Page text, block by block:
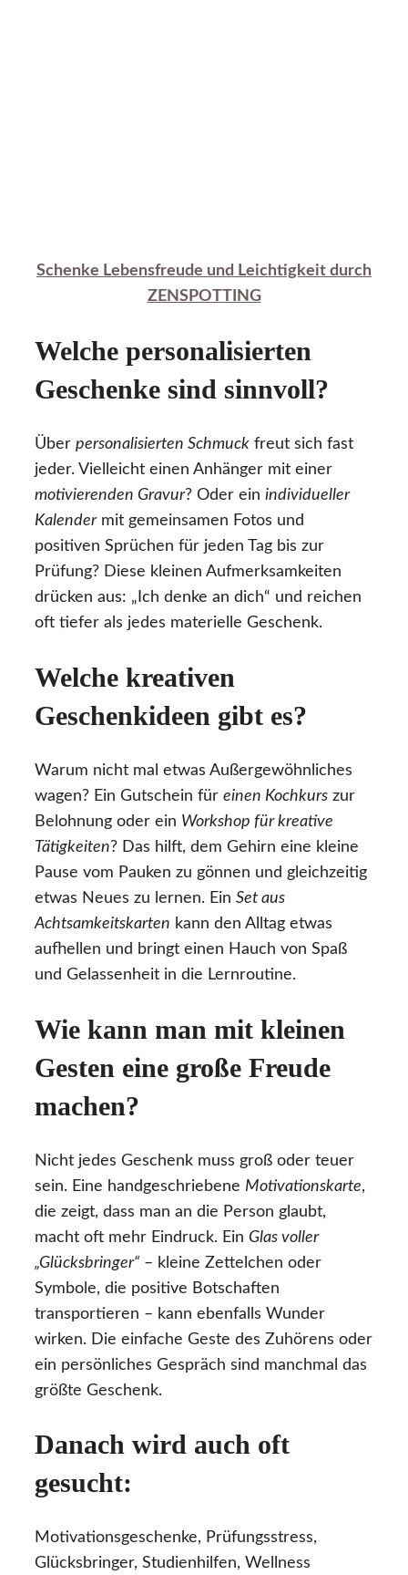
Schenke Lebensfreude und Leichtigkeit durch
ZENSPOTTING
Welche personalisierten
Geschenke sind sinnvoll?
Über personalisierten Schmuck freut sich fast
jeder. Vielleicht einen Anhänger mit einer
motivierenden Gravur? Oder ein individueller
Kalendermit gemeinsamen Fotos und
positiven Sprüchen für jeden Tag bis zur
Prüfung? Diese kleinen Aufmerksamkeiten
drücken aus: „Ich denke an dich“ und reichen
oft tiefer als jedes materielle Geschenk.
Welche kreativen
Geschenkideen gibt es?
Warum nicht mal etwas Außergewöhnliches
wagen? Ein Gutschein für einen Kochkurs zur
Belohnung oder ein Workshop für kreative
Tätigkeiten? Das hilft, dem Gehirn eine kleine
Pause vom Pauken zu gönnen und gleichzeitig
etwas Neues zu lernen. Ein Set aus
Achtsamkeitskarten kann den Alltag etwas
aufhellen und bringt einen Hauch von Spaß
und Gelassenheit in die Lernroutine.
Wie kann man mit kleinen
Gesten eine große Freude
machen?
Nicht jedes Geschenk muss groß oder teuer
sein. Eine handgeschriebene Motivationskarte,
die zeigt, dass man an die Person glaubt,
macht oft mehr Eindruck. Ein Glas voller
„Glücksbringer“ – kleine Zettelchen oder
Symbole, die positive Botschaften
transportieren – kann ebenfalls Wunder
wirken. Die einfache Geste des Zuhörens oder
ein persönliches Gespräch sind manchmal das
größte Geschenk.
Danach wird auch oft
gesucht:
Motivationsgeschenke, Prüfungsstress,
Glücksbringer, Studienhilfen, Wellness